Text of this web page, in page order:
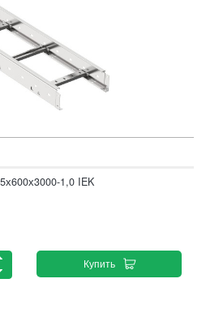
1,0 IEK
Купить